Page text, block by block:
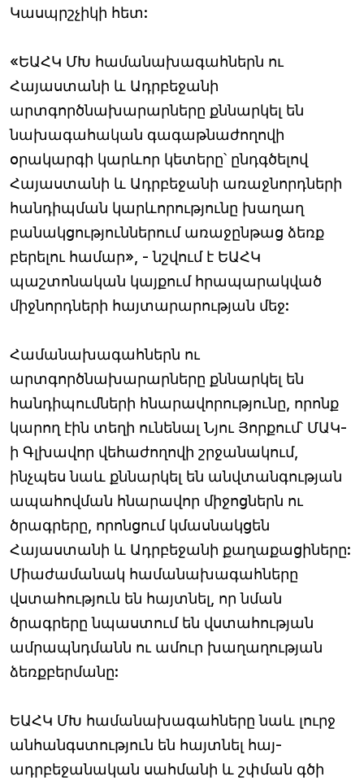
Կասպրշչիկի հետ:
«ԵԱՀԿ ՄԽ համանախագահներն ու
Հայաստանի և Ադրբեջանի
արտգործնախարարները քննարկել են
նախագահական գագաթնաժողովի
օրակարգի կարևոր կետերը՝ ընդգծելով
Հայաստանի և Ադրբեջանի առաջնորդների
հանդիպման կարևորությունը խաղաղ
բանակցություններում առաջընթաց ձեռք
բերելու համար», - նշվում է ԵԱՀԿ
պաշտոնական կայքում հրապարակված
միջնորդների հայտարարության մեջ:
Համանախագահներն ու
արտգործնախարարները քննարկել են
հանդիպումների հնարավորությունը, որոնք
կարող էին տեղի ունենալ Նյու Յորքում՝ ՄԱԿ-
ի Գլխավոր վեհաժողովի շրջանակում,
ինչպես նաև քննարկել են անվտանգության
ապահովման հնարավոր միջոցներն ու
ծրագրերը, որոնցում կմասնակցեն
Հայաստանի և Ադրբեջանի քաղաքացիները:
Միաժամանակ համանախագահները
վստահություն են հայտնել, որ նման
ծրագրերը նպաստում են վստահության
ամրապնդմանն ու ամուր խաղաղության
ձեռքբերմանը:
ԵԱՀԿ ՄԽ համանախագահները նաև լուրջ
անհանգստություն են հայտնել հայ-
ադրբեջանական սահմանի և շփման գծի